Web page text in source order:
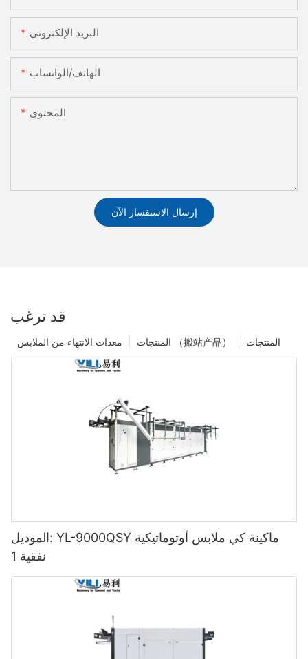
البريد الإلكتروني
الهاتف/الواتساب
المحتوى
إرسال الاستفسار الآن
قد ترغب
المنتجات المنتجات （搬站产品） معدات الانتهاء من الملابس
الموديل: YL-9000QSY ماكينة كي ملابس أوتوماتيكية
نفقية 1